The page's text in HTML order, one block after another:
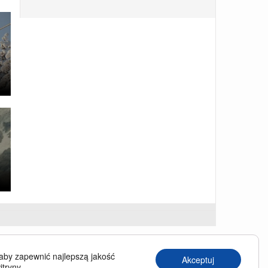
TRAVELLER
Traveller in English
zapewnić najlepszą jakość
Akceptuj